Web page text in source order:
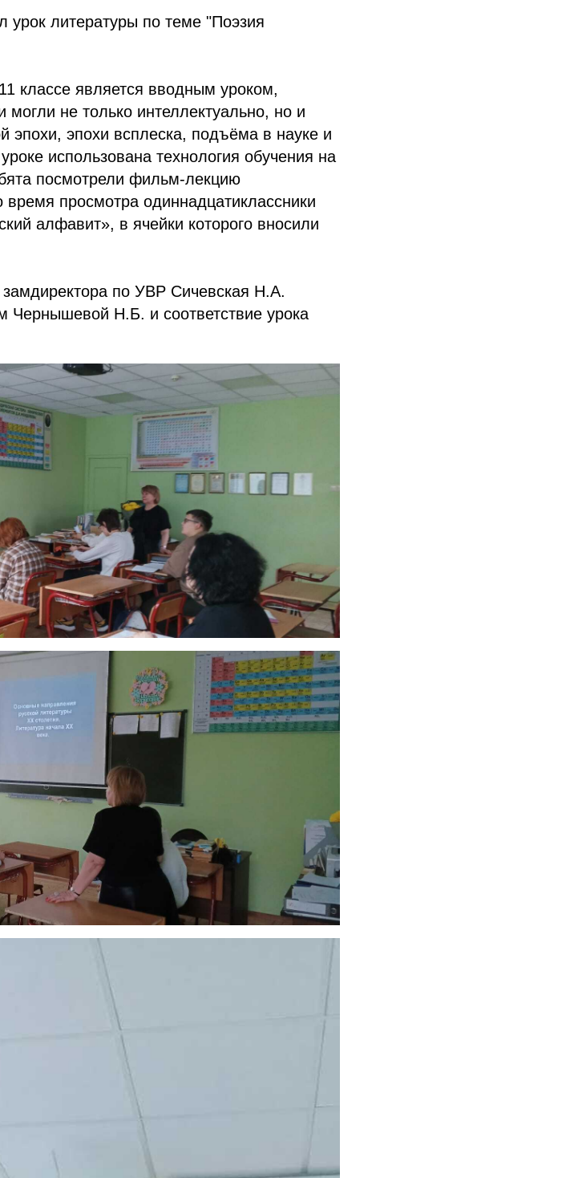
урок литературы по теме "Поэзия
классе является вводным уроком,
не только интеллектуально, но и
эпохи, эпохи всплеска, подъёма в науке и
использована технология обучения на
посмотрели фильм-лекцию
просмотра одиннадцатиклассники
алфавит», в ячейки которого вносили
по УВР Сичевская Н.А.
Чернышевой Н.Б. и соответствие урока